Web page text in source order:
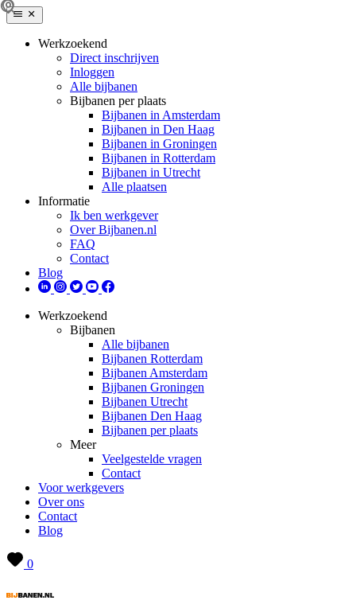
Werkzoekend
Direct inschrijven
Inloggen
Alle bijbanen
Bijbanen per plaats
Bijbanen in Amsterdam
Bijbanen in Den Haag
Bijbanen in Groningen
Bijbanen in Rotterdam
Bijbanen in Utrecht
Alle plaatsen
Informatie
Ik ben werkgever
Over Bijbanen.nl
FAQ
Contact
Blog
Werkzoekend
Bijbanen
Alle bijbanen
Bijbanen Rotterdam
Bijbanen Amsterdam
Bijbanen Groningen
Bijbanen Utrecht
Bijbanen Den Haag
Bijbanen per plaats
Meer
Veelgestelde vragen
Contact
Voor werkgevers
Over ons
Contact
Blog
0